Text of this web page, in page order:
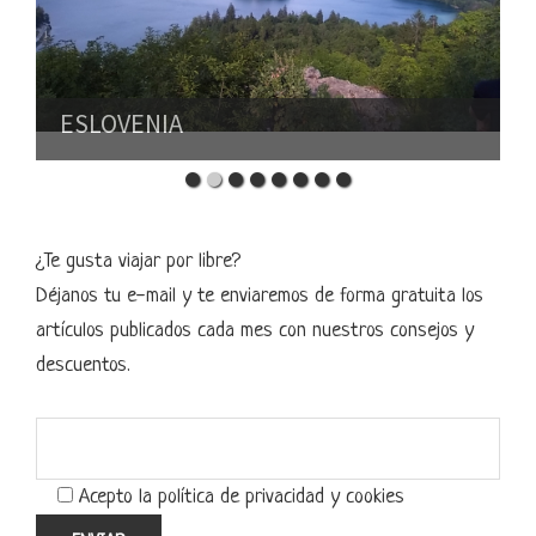
ESLOVENIA
¿Te gusta viajar por libre?
Déjanos tu e-mail y te enviaremos de forma gratuita los
artículos publicados cada mes con nuestros consejos y
descuentos.
Acepto la política de privacidad y cookies